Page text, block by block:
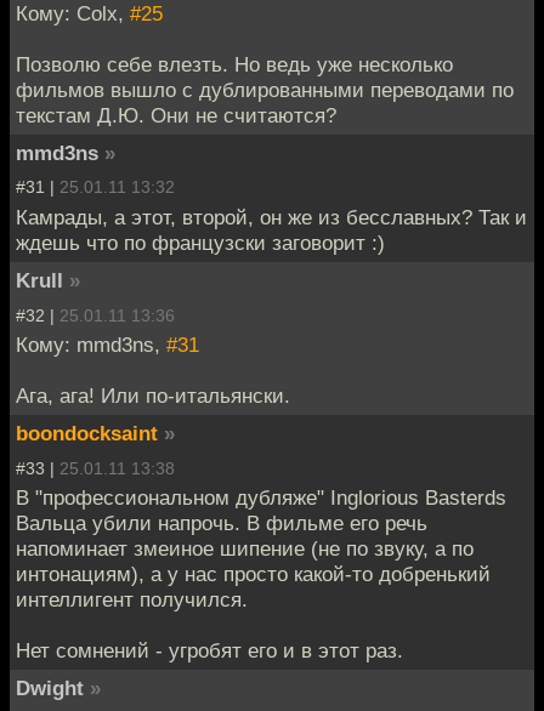
Кому: Colx, #25
Позволю себе влезть. Но ведь уже несколько
фильмов вышло с дублированными переводами по
текстам Д.Ю. Они не считаются?
mmd3ns »
#31 | 25.01.11 13:32
Камрады, а этот, второй, он же из бесславных? Так и
ждешь что по французски заговорит :)
Krull »
#32 | 25.01.11 13:36
Кому: mmd3ns, #31
Ага, ага! Или по-итальянски.
boondocksaint »
#33 | 25.01.11 13:38
В "профессиональном дубляже" Inglorious Basterds
Вальца убили напрочь. В фильме его речь
напоминает змеиное шипение (не по звуку, а по
интонациям), а у нас просто какой-то добренький
интеллигент получился.
Нет сомнений - угробят его и в этот раз.
Dwight »